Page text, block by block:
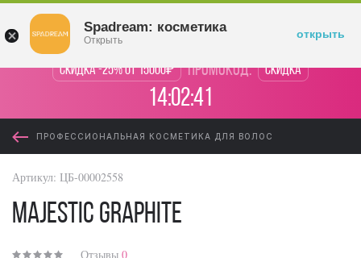
Скидка -25% от 15000₽ промокод: Скидка
14:02:41
ПРОФЕССИОНАЛЬНАЯ КОСМЕТИКА ДЛЯ ВОЛОС
Артикул: ЦБ-00002558
Majestic Graphite
Отзывы 0
Spadream: косметика
Открыть открыть